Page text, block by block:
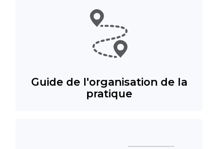
Guide de l'organisation de la
pratique